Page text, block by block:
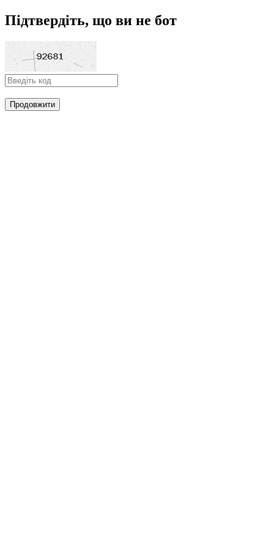
Підтвердіть, що ви не бот
Продовжити